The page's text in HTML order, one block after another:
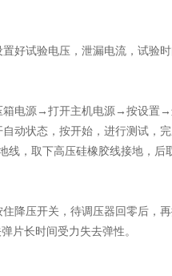
试验电压，泄漏电流，试验时
电源→打开主机电源→按设置→
动状态，按开始，进行测试，
，取下高压硅橡胶线接地，后
降压开关，待调压器回零后，
片长时间受力失去弹性。